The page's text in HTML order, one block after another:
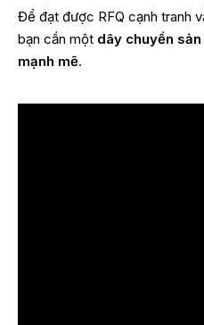
Để đạt được RFQ cạnh tranh
bạn cần một dây chuyền
mạnh mẽ.